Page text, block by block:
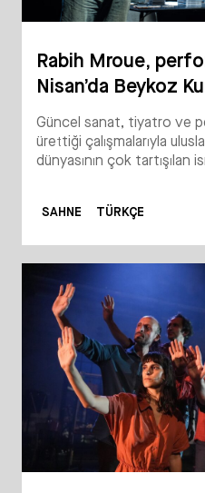
Rabih Mroue,
Nisan’da Beykoz
Güncel sanat, tiyatro ve
ürettiği çalışmalarıyla
dünyasının çok tartışılan
SAHNE TÜRKÇE